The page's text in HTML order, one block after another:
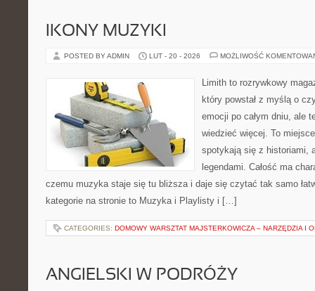
IKONY MUZYKI
POSTED BY ADMIN LUT - 20 - 2026 MOŻLIWOŚĆ
Limith to rozrywkowy
który powstał z myślą o
emocji po całym dniu, ale
wiedzieć więcej. To
spotykają się z historiami,
legendami. Całość ma
czemu muzyka staje się tu bliższa i daje się czytać tak samo
kategorie na stronie to Muzyka i Playlisty i […]
CATEGORIES: DOMOWY WARSZTAT MAJSTERKOWICZA – NARZĘDZIA I
ANGIELSKI W PODRÓŻY